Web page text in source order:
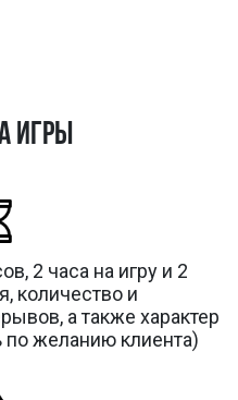
ИГРЫ
2 часа на игру и 2
количество и
а также характер
желанию клиента)